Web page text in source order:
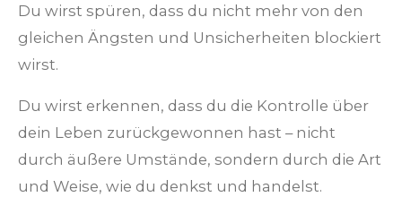
Du wirst spüren, dass du nicht mehr von den
gleichen Ängsten und Unsicherheiten blockiert
wirst.
Du wirst erkennen, dass du die Kontrolle über
dein Leben zurückgewonnen hast – nicht
durch äußere Umstände, sondern durch die Art
und Weise, wie du denkst und handelst.